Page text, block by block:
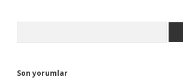
Son yorumlar